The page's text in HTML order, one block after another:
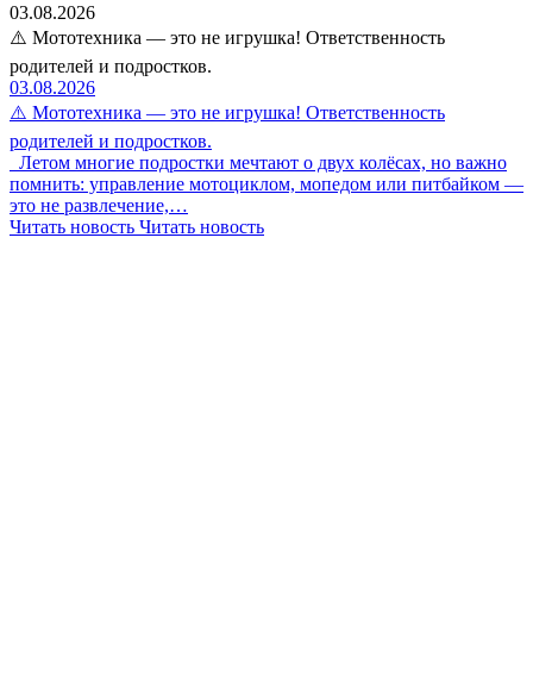
03.08.2026
⚠️ Мототехника — это не игрушка! Ответственность
родителей и подростков.
03.08.2026
⚠️ Мототехника — это не игрушка! Ответственность
родителей и подростков.
Летом многие подростки мечтают о двух колёсах, но важно
помнить: управление мотоциклом, мопедом или питбайком —
это не развлечение,…
Читать новость Читать новость